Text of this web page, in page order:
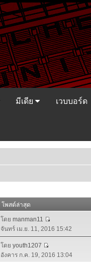
มีเดีย เวบบอร์ด
โพสต์ล่าสุด
โดย manman11
จันทร์ เม.ย. 11, 2016 15:42
โดย youth1207
อังคาร ก.ค. 19, 2016 13:04